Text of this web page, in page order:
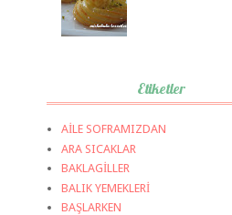
Etiketler
AİLE SOFRAMIZDAN
ARA SICAKLAR
BAKLAGİLLER
BALIK YEMEKLERİ
BAŞLARKEN